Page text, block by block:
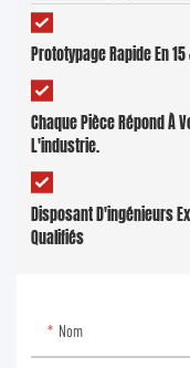
Prototypage Rapide En
Chaque Pièce Répond À
L'industrie.
Disposant D'ingénieurs
Qualifiés
Nom